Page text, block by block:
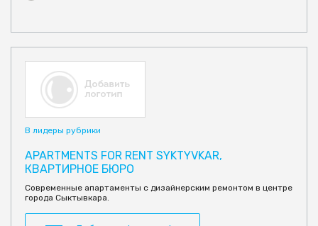
В лидеры рубрики
APARTMENTS FOR RENT SYKTYVKAR,
КВАРТИРНОЕ БЮРО
Современные апартаменты с дизайнерским ремонтом в центре
города Сыктывкара.